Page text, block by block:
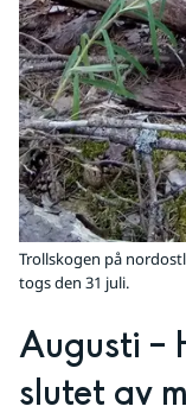
Trollskogen på
togs den 31 juli.
Augusti –
slutet av